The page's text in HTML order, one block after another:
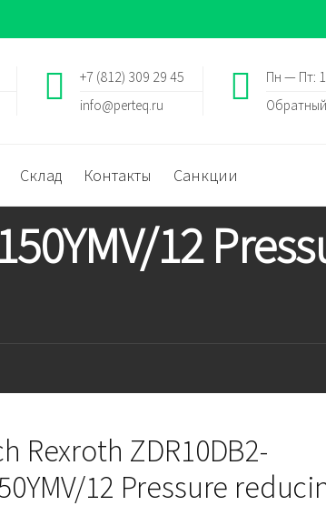
Пн — Пт:
+7 (812) 309 29 45
info@perteq.ru
Склад Контакты Санкции
12
Rexroth ZDR10DB2-
12 Pressure